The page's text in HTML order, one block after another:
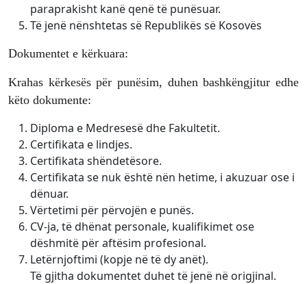
paraprakisht kanë qenë të punësuar.
Të jenë nënshtetas së Republikës së Kosovës
Dokumentet e kërkuara:
Krahas kërkesës për punësim, duhen bashkëngjitur edhe
këto dokumente:
Diploma e Medresesë dhe Fakultetit.
Certifikata e lindjes.
Certifikata shëndetësore.
Certifikata se nuk është nën hetime, i akuzuar ose i
dënuar.
Vërtetimi për përvojën e punës.
CV-ja, të dhënat personale, kualifikimet ose
dëshmitë për aftësim profesional.
Letërnjoftimi (kopje në të dy anët).
Të gjitha dokumentet duhet të jenë në origjinal.